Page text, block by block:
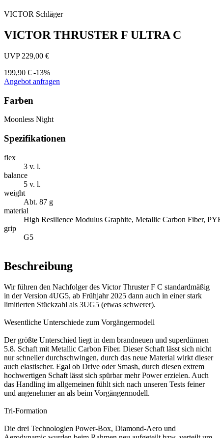
VICTOR Schläger
VICTOR THRUSTER F ULTRA C
UVP 229,00 €
199,90 € -13%
Angebot anfragen
Farben
Moonless Night
Spezifikationen
flex
3 v. l.
balance
5 v. l.
weight
Abt. 87 g
material
High Resilience Modulus Graphite, Metallic Carbon Fiber,
grip
G5
Beschreibung
Wir führen den Nachfolger des Victor Thruster F C standardmäßig
in der Version 4UG5, ab Frühjahr 2025 dann auch in einer stark
limitierten Stückzahl als 3UG5 (etwas schwerer).
Wesentliche Unterschiede zum Vorgängermodell
Der größte Unterschied liegt in dem brandneuen und superdünnen
5.8. Schaft mit Metallic Carbon Fiber. Dieser Schaft lässt sich nicht
nur schneller durchschwingen, durch das neue Material wirkt dieser
auch elastischer. Egal ob Drive oder Smash, durch diesen extrem
hochwertigen Schaft lässt sich spürbar mehr Power erzielen. Auch
das Handling im allgemeinen fühlt sich nach unseren Tests feiner
und angenehmer an als beim Vorgängermodell.
Tri-Formation
Die drei Technologien Power-Box, Diamond-Aero und